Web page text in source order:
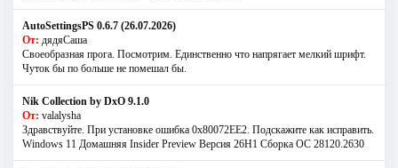
AutoSettingsPS 0.6.7 (26.07.2026)
От: дядяСаша
Своеобразная прога. Посмотрим. Единственно что напрягает мелкий шрифт.
Чуток бы по больше не помешал бы.
Nik Collection by DxO 9.1.0
От: valalysha
Здравствуйте. При установке ошибка 0х80072EE2. Подскажите как исправить.
Windows 11 Домашняя Insider Preview Версия 26H1 Сборка ОС 28120.2630